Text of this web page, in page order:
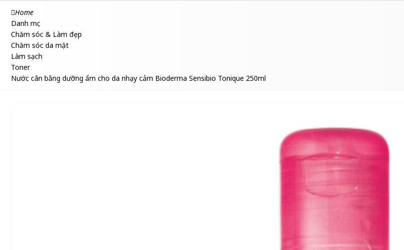
Home
Danh mục
Chăm sóc & Làm đẹp
Chăm sóc da mặt
Làm sạch
Toner
Nước cân bằng dưỡng ẩm cho da nhạy cảm Bioderma Sensibio Tonique 250ml